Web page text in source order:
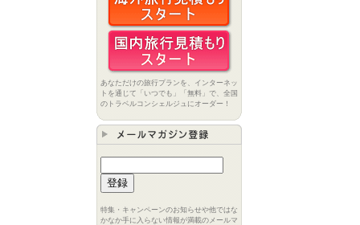
あなただけの旅行プランを、インターネッ
トを通じて「いつでも」「無料」で、全国
のトラベルコンシェルジュにオーダー！
特集・キャンペーンのお知らせや他ではな
かなか手に入らない情報が満載のメールマ